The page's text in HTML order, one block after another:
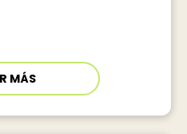
MÁS